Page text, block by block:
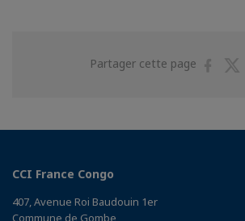
Partager cette page
CCI France Congo
407, Avenue Roi Baudouin 1er
Commune de Gombe